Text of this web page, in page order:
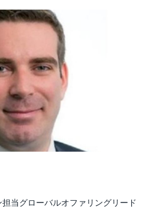
当グローバルオファリングリード